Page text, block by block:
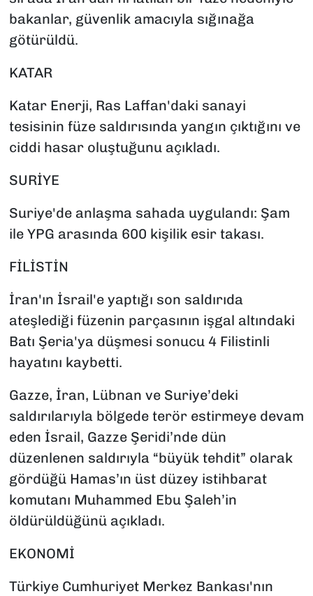
bakanlar, güvenlik amacıyla sığınağa
götürüldü.
KATAR
Katar Enerji, Ras Laffan'daki sanayi
tesisinin füze saldırısında yangın çıktığını ve
ciddi hasar oluştuğunu açıkladı.
SURİYE
Suriye'de anlaşma sahada uygulandı: Şam
ile YPG arasında 600 kişilik esir takası.
FİLİSTİN
İran'ın İsrail'e yaptığı son saldırıda
ateşlediği füzenin parçasının işgal altındaki
Batı Şeria'ya düşmesi sonucu 4 Filistinli
hayatını kaybetti.
Gazze, İran, Lübnan ve Suriye’deki
saldırılarıyla bölgede terör estirmeye devam
eden İsrail, Gazze Şeridi’nde dün
düzenlenen saldırıyla “büyük tehdit” olarak
gördüğü Hamas’ın üst düzey istihbarat
komutanı Muhammed Ebu Şaleh’in
öldürüldüğünü açıkladı.
EKONOMİ
Türkiye Cumhuriyet Merkez Bankası'nın